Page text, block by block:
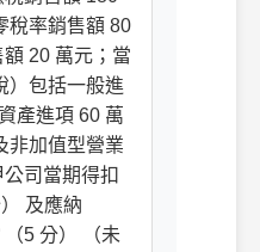
稅率銷售額 80
20 萬元；當
）包括一般進
產進項 60 萬
非加值型營業
司當期得扣
及應納
（5 分） （未